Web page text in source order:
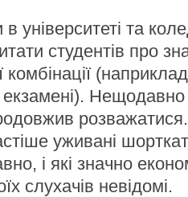
університеті та
студентів про
комбінації
екзамені).
уживані
і які значно
слухачів невідомі.